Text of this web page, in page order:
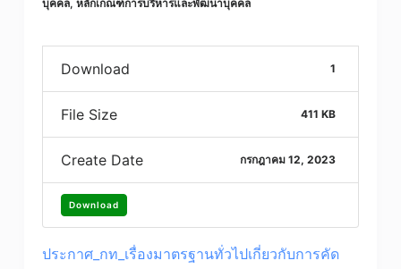
บุคคล, หลักเกณฑ์การบริหารและพัฒนาบุคคล
Download 1
File Size 411 KB
Create Date กรกฎาคม 12, 2023
Download
ประกาศ_กท_เรื่องมาตรฐานทั่วไปเกี่ยวกับการคัด